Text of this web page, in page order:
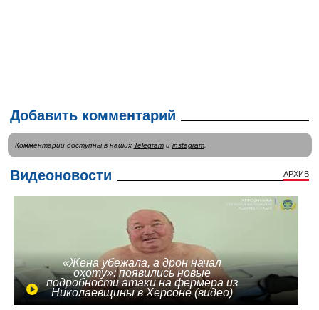
Добавить комментарий
Комментарии доступны в наших Telegramи instagram.
Видеоновости АРХИВ
«Жена убежала, а дрон начал
охоту»: появились новые
подробности атаки на фермера из
Николаевщины в Херсоне (видео)